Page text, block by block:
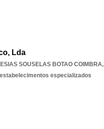
Lda
SOUSELAS BOTAO COIMBRA,
especializados